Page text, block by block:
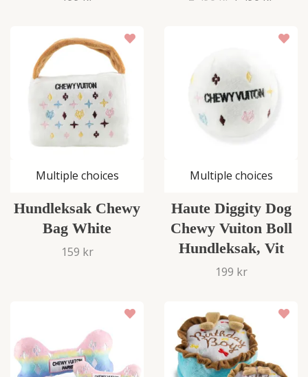
Multiple choices
Hundleksak Chewy
Bag White
159 kr
Multiple choices
Haute Diggity Dog
Chewy Vuiton Boll
Hundleksak, Vit
199 kr